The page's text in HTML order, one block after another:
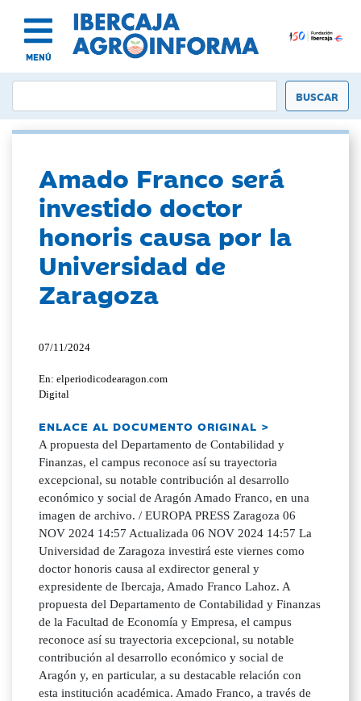
MENÚ
Amado Franco será
investido doctor
honoris causa por la
Universidad de
Zaragoza
07/11/2024
En: elperiodicodearagon.com
Digital
ENLACE AL DOCUMENTO ORIGINAL >
A propuesta del Departamento de Contabilidad y
Finanzas, el campus reconoce así su trayectoria
excepcional, su notable contribución al desarrollo
económico y social de Aragón Amado Franco, en una
imagen de archivo. / EUROPA PRESS Zaragoza 06
NOV 2024 14:57 Actualizada 06 NOV 2024 14:57 La
Universidad de Zaragoza investirá este viernes como
doctor honoris causa al exdirector general y
expresidente de Ibercaja, Amado Franco Lahoz. A
propuesta del Departamento de Contabilidad y Finanzas
de la Facultad de Economía y Empresa, el campus
reconoce así su trayectoria excepcional, su notable
contribución al desarrollo económico y social de
Aragón y, en particular, a su destacable relación con
esta institución académica. Amado Franco, a través de